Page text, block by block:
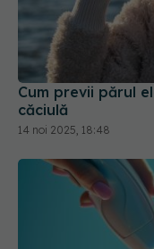
Cum previi părul
căciulă
14 noi 2025, 18:48